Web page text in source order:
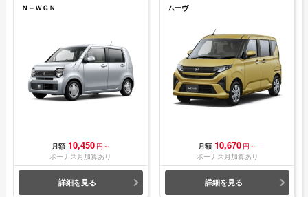
Ｎ－ＷＧＮ
月額 10,450 円～
ボーナス月加算あり
詳細を見る
ムーヴ
月額 10,670 円～
ボーナス月加算あり
詳細を見る